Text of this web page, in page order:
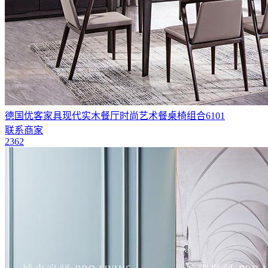
德国优客家具现代实木餐厅时尚艺术餐桌椅组合6101
联系商家
2362